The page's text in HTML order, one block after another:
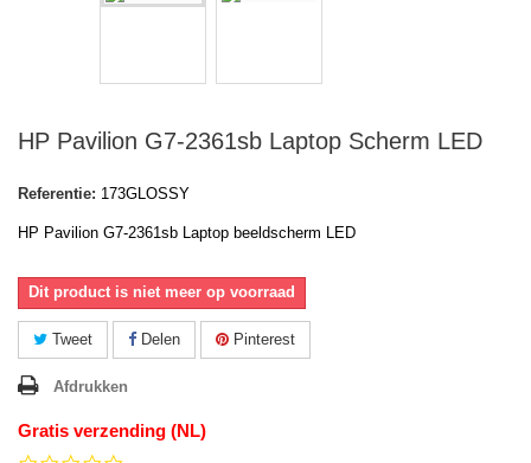
HP Pavilion G7-2361sb Laptop Scherm LED
Referentie: 173GLOSSY
HP Pavilion G7-2361sb Laptop beeldscherm LED
Dit product is niet meer op voorraad
Tweet Delen Pinterest
Afdrukken
Gratis verzending (NL)